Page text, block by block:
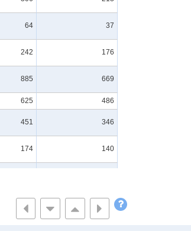
64 37
242 176
885 669
625
486
451 346
174 140
391 281